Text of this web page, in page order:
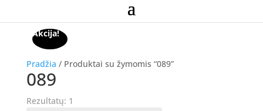
Pradžia / Produktai su žymomis “089”
089
Rezultatų: 1
Akcija!